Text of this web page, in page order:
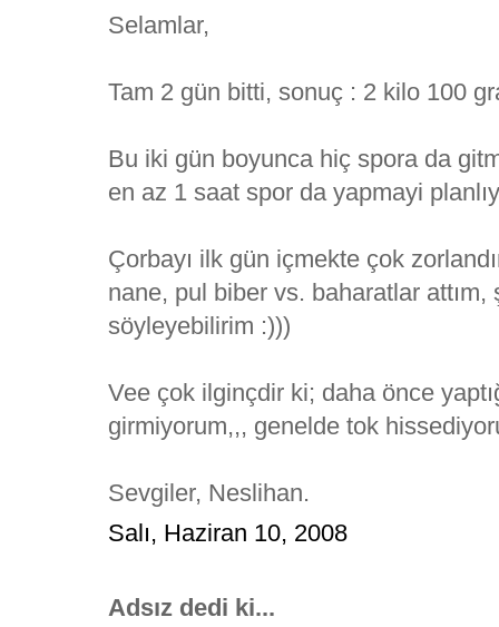
Selamlar,
Tam 2 gün bitti, sonuç : 2 kilo 100
Bu iki gün boyunca hiç spora da
en az 1 saat spor da yapmayi
Çorbayı ilk gün içmekte çok
nane, pul biber vs. baharatlar attım,
söyleyebilirim :)))
Vee çok ilginçdir ki; daha önce
girmiyorum,,, genelde tok
Sevgiler, Neslihan.
Salı, Haziran 10, 2008
Adsız dedi ki...